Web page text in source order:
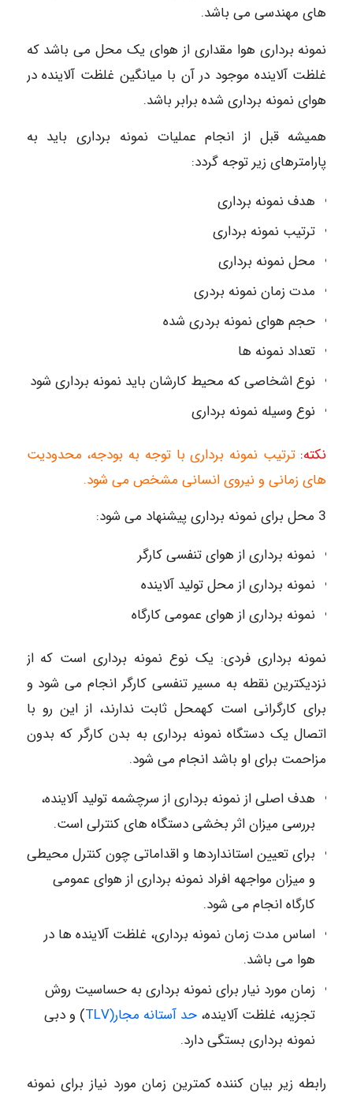
های مهندسی می باشد.
نمونه برداری هوا مقداری از هوای یک محل می باشد که
غلظت آلاینده موجود در آن با میانگین غلظت آلاینده در
هوای نمونه برداری شده برابر باشد.
همیشه قبل از انجام عملیات نمونه برداری باید به
پارامترهای زیر توجه گردد:
هدف نمونه برداری
ترتیب نمونه برداری
محل نمونه برداری
مدت زمان نمونه بردری
حجم هوای نمونه بردری شده
تعداد نمونه ها
نوع اشخاصی که محیط کارشان باید نمونه برداری شود
نوع وسیله نمونه برداری
نکته:ترتیب نمونه برداری با توجه به بودجه، محدودیت
های زمانی و نیروی انسانی مشخص می شود.
3 محل برای نمونه برداری پیشنهاد می شود:
نمونه برداری از هوای تنفسی کارگر
نمونه برداری از محل تولید آلاینده
نمونه برداری از هوای عمومی کارگاه
نمونه برداری فردی: یک نوع نمونه برداری است که از
نزدیکترین نقطه به مسیر تنفسی کارگر انجام می شود و
برای کارگرانی است کهمحل ثابت ندارند، از این رو با
اتصال یک دستگاه نمونه برداری به بدن کارگر که بدون
مزاحمت برای او باشد انجام می شود.
هدف اصلی از نمونه برداری از سرچشمه تولید آلاینده،
بررسی میزان اثر بخشی دستگاه های کنترلی است.
برای تعیین استانداردها و اقداماتی چون کنترل محیطی
و میزان مواجهه افراد نمونه برداری از هوای عمومی
کارگاه انجام می شود.
اساس مدت زمان نمونه برداری، غلظت آلاینده ها در
هوا می باشد.
زمان مورد نیار برای نمونه برداری به حساسیت روش
تجزیه، غلظت آلاینده، حد آستانه مجار(TLV
) و دبی
نمونه برداری بستگی دارد.
رابطه زیر بیان کننده کمترین زمان مورد نیاز برای نمونه